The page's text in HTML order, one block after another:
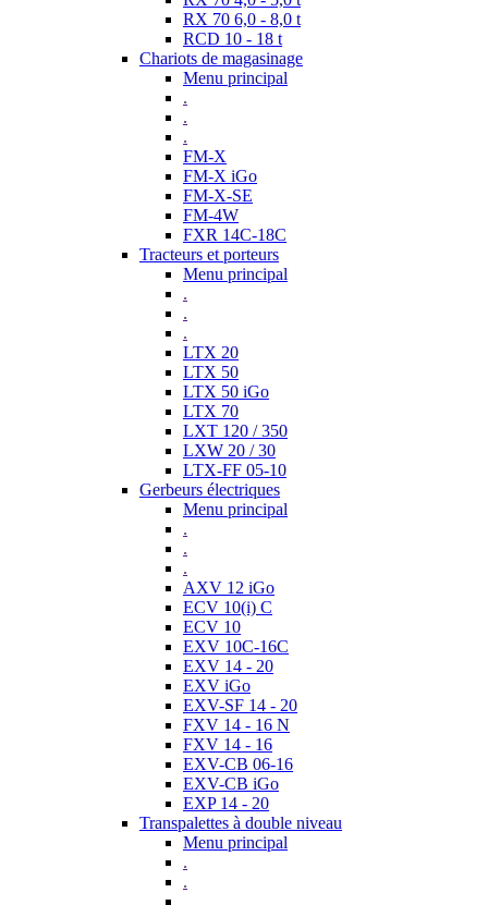
RX 70 6,0 - 8,0 t
RCD 10 - 18 t
Chariots de magasinage
Menu principal
.
.
.
FM-X
FM-X iGo
FM-X-SE
FM-4W
FXR 14C-18C
Tracteurs et porteurs
Menu principal
.
.
.
LTX 20
LTX 50
LTX 50 iGo
LTX 70
LXT 120 / 350
LXW 20 / 30
LTX-FF 05-10
Gerbeurs électriques
Menu principal
.
.
.
AXV 12 iGo
ECV 10(i) C
ECV 10
EXV 10C-16C
EXV 14 - 20
EXV iGo
EXV-SF 14 - 20
FXV 14 - 16 N
FXV 14 - 16
EXV-CB 06-16
EXV-CB iGo
EXP 14 - 20
Transpalettes à double niveau
Menu principal
.
.
.